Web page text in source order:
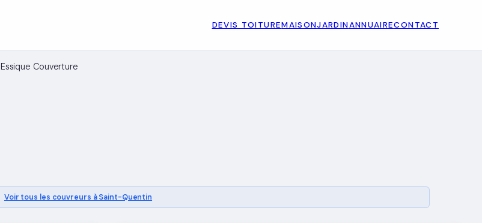
DEVIS TOITUREMAISONJARDINANNUAIRECONTACT
Essique Couverture
Voir tous les couvreurs à Saint-Quentin